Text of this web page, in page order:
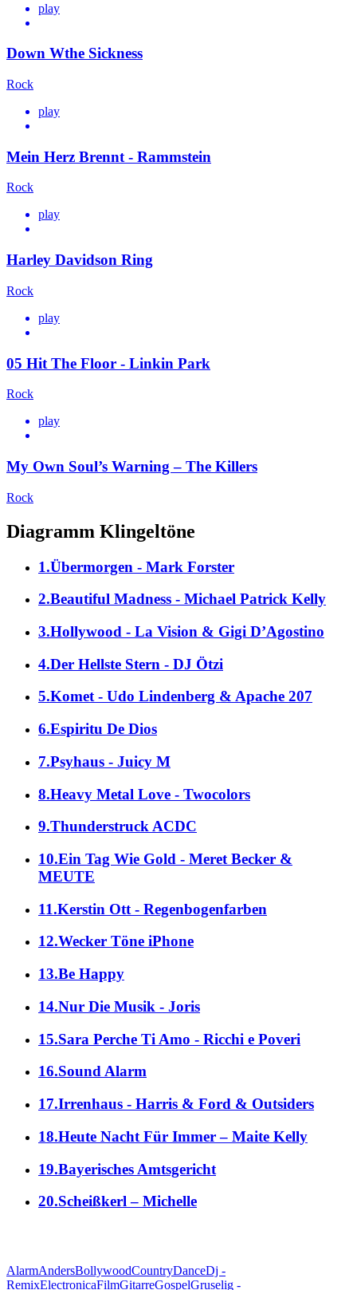
play
Down Wthe Sickness
Rock
play
Mein Herz Brennt - Rammstein
Rock
play
Harley Davidson Ring
Rock
play
05 Hit The Floor - Linkin Park
Rock
play
My Own Soul’s Warning – The Killers
Rock
Diagramm Klingeltöne
1.Übermorgen - Mark Forster
2.Beautiful Madness - Michael Patrick Kelly
3.Hollywood - La Vision & Gigi D’Agostino
4.Der Hellste Stern - DJ Ötzi
5.Komet - Udo Lindenberg & Apache 207
6.Espiritu De Dios
7.Psyhaus - Juicy M
8.Heavy Metal Love - Twocolors
9.Thunderstruck ACDC
10.Ein Tag Wie Gold - Meret Becker &
MEUTE
11.Kerstin Ott - Regenbogenfarben
12.Wecker Töne iPhone
13.Be Happy
14.Nur Die Musik - Joris
15.Sara Perche Ti Amo - Ricchi e Poveri
16.Sound Alarm
17.Irrenhaus - Harris & Ford & Outsiders
18.Heute Nacht Für Immer – Maite Kelly
19.Bayerisches Amtsgericht
20.Scheißkerl – Michelle
AlarmAndersBollywoodCountryDanceDj -
RemixElectronicaFilmGitarreGospelGruselig -